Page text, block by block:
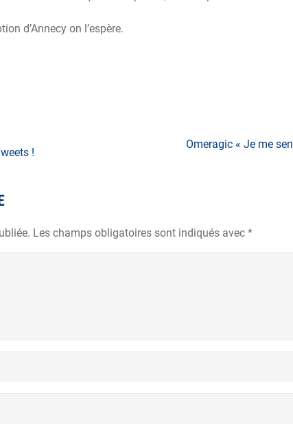
d’Annecy on l’espère.
!
Omeragic « Je me
Les champs obligatoires sont indiqués avec *